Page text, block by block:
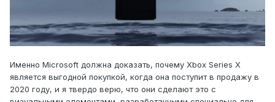
Именно Microsoft должна доказать, почему Xbox Series X
является выгодной покупкой, когда она поступит в продажу в
2020 году, и я твердо верю, что они сделают это с